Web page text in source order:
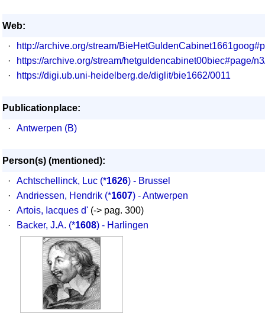
Web:
·
http://archive.org/stream/
·
https://archive.org/stream/hetguldencabinet00biec#page/
·
https://digi.ub.uni-heidelberg.de/diglit/bie1662/0011
Publicationplace:
·
Antwerpen (B)
Person(s) (mentioned):
·
Achtschellinck, Luc (*1626) - Brussel
·
Andriessen, Hendrik (*1607) - Antwerpen
·
Artois, Iacques d' (-> pag. 300)
·
Backer, J.A. (*1608) - Harlingen